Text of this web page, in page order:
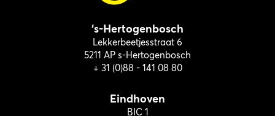
‘s-Hertogenbosch
Lekkerbeetjesstraat 6
5211 AP s-Hertogenbosch
+ 31 (0)88 - 141 08 80
Eindhoven
BIC 1